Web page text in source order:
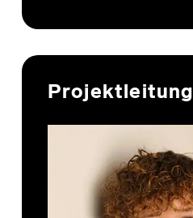
Projektleitung